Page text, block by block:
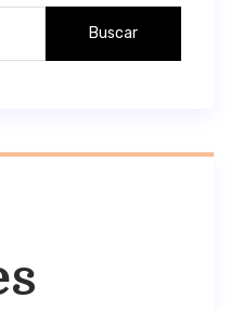
Buscar